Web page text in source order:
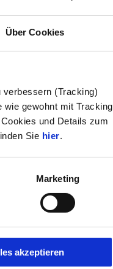
Über Cookies
(Tracking)
wie gewohnt mit Tracking
und Details zum
Sie hier.
Marketing
akzeptieren